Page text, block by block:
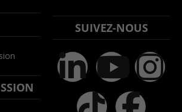
SUIVEZ-NOUS